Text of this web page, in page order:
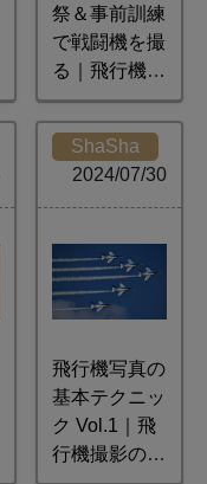
祭＆事前訓練
で戦闘機を撮
る｜飛行機撮
影のコツ
ShaSha
2024/07/30
飛行機写真の
基本テクニッ
ク Vol.1｜飛
行機撮影のカ